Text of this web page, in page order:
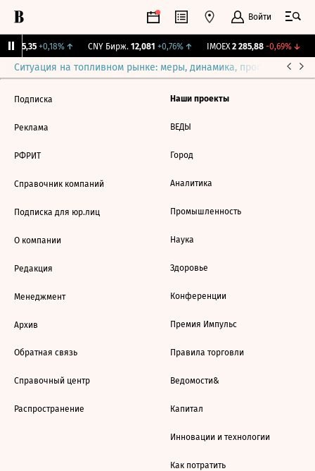
Войти
115,35 +0,18%↑ CNY Бирж. 12,081 +0,76%↑ IMOEX 2 285,88 -0,69%↓
Ситуация на топливном рынке: меры, динамика, прогнозы
Подписка
Реклама
РФРИТ
Справочник компаний
Подписка для юр.лиц
О компании
Редакция
Менеджмент
Архив
Обратная связь
Справочный центр
Распространение
Наши проекты
ВЕДЫ
Город
Аналитика
Промышленность
Наука
Здоровье
Конференции
Премия Импульс
Правила торговли
Ведомости&
Капитал
Инновации и технологии
Как потратить